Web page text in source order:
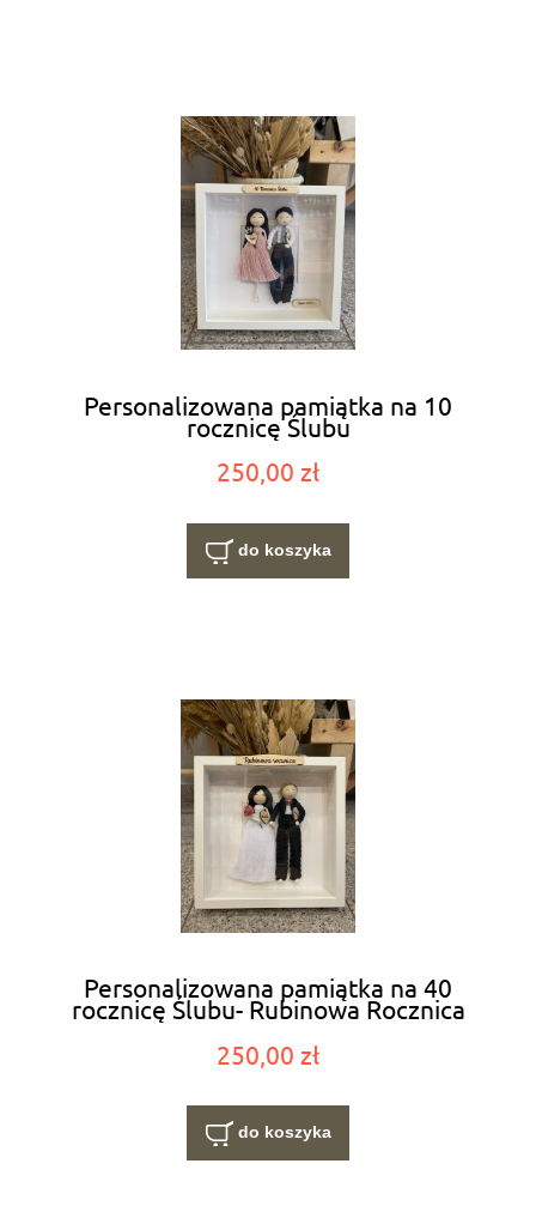
Personalizowana pamiątka na 10
rocznicę Ślubu
250,00 zł
do koszyka
Personalizowana pamiątka na 40
rocznicę Ślubu- Rubinowa Rocznica
250,00 zł
do koszyka